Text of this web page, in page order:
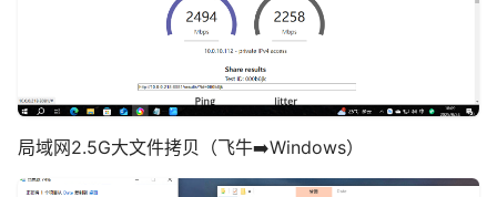
局域网2.5G大文件拷贝（飞牛➡️Windows）